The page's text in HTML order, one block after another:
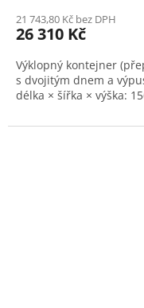
21 743,80 Kč bez DPH
26 310 Kč
Výklopný kontejner
s dvojitým dnem a
délka × šířka × výška: